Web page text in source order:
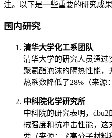
注。以下是一些重要的研究成果
国内研究
清华大学化工系团队
清华大学的研究人员通过
聚氨酯泡沫的隔热性能，
热系数降低了28%（来源
中科院化学研究所
中科院的研究表明，
械强度和抗冲击性能，这
要（来源：《高分子材料